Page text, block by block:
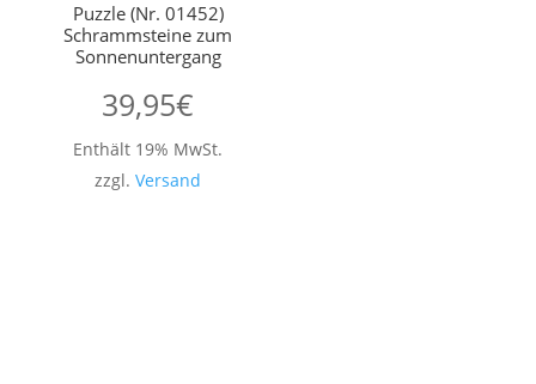
Puzzle (Nr. 01452)
Schrammsteine zum
Sonnenuntergang
39,95€
Enthält 19% MwSt.
zzgl.Versand